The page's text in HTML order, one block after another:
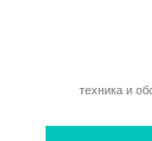
техника и